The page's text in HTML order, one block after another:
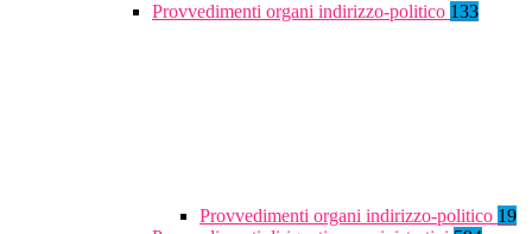
Provvedimenti organi indirizzo-politico 133
Provvedimenti organi indirizzo-politico 19